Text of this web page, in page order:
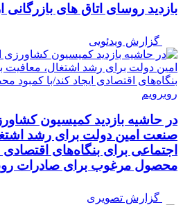
بازدید روسای اتاق های
گزارش ویدئویی
در حاشیه بازدید کمیسیون
صنعت امین دولت برای رشد
اجتماعی برای بنگاه‌های اقتصادی
محصول مرغوب برای صادرات
گزارش تصویری